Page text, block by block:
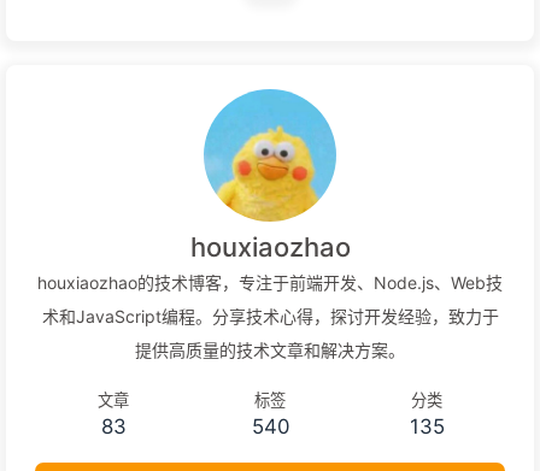
houxiaozhao
houxiaozhao的技术博客，专注于前端开发、Node.js、Web技
术和JavaScript编程。分享技术心得，探讨开发经验，致力于
提供高质量的技术文章和解决方案。
文章
83
标签
540
分类
135